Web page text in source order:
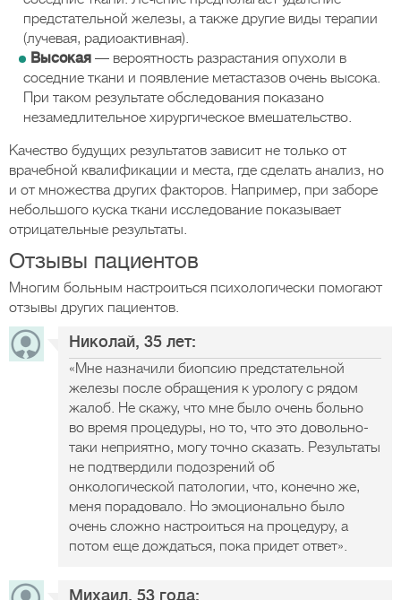
предстательной железы, а также другие виды терапии
(лучевая, радиоактивная).
Высокая — вероятность разрастания опухоли в
соседние ткани и появление метастазов очень высока.
При таком результате обследования показано
незамедлительное хирургическое вмешательство.
Качество будущих результатов зависит не только от
врачебной квалификации и места, где сделать анализ, но
и от множества других факторов. Например, при заборе
небольшого куска ткани исследование показывает
отрицательные результаты.
Отзывы пациентов
Многим больным настроиться психологически помогают
отзывы других пациентов.
Николай, 35 лет:
«Мне назначили биопсию предстательной
железы после обращения к урологу с рядом
жалоб. Не скажу, что мне было очень больно
во время процедуры, но то, что это довольно-
таки неприятно, могу точно сказать. Результаты
не подтвердили подозрений об
онкологической патологии, что, конечно же,
меня порадовало. Но эмоционально было
очень сложно настроиться на процедуру, а
потом еще дождаться, пока придет ответ».
Михаил, 53 года: